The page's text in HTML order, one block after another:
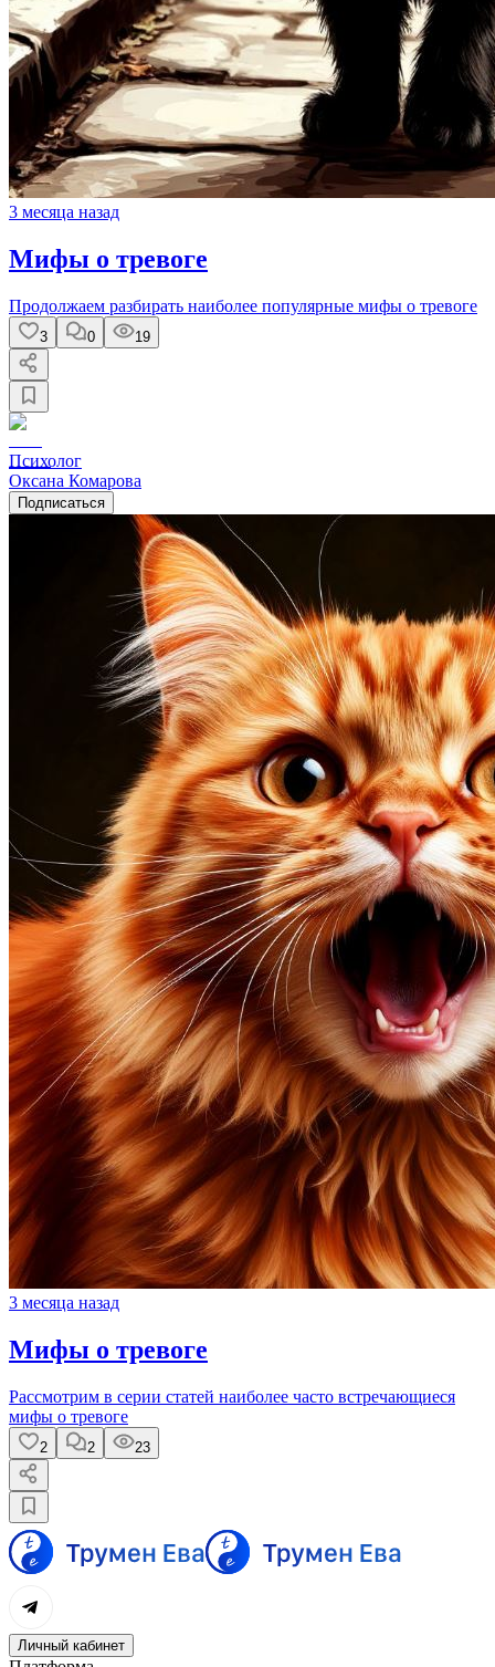
3 месяца назад
Мифы о тревоге
Продолжаем разбирать наиболее популярные мифы о тревоге
3 0 19
Психолог
Оксана Комарова
Подписаться
3 месяца назад
Мифы о тревоге
Рассмотрим в серии статей наиболее часто встречающиеся
мифы о тревоге
2 2 23
Личный кабинет